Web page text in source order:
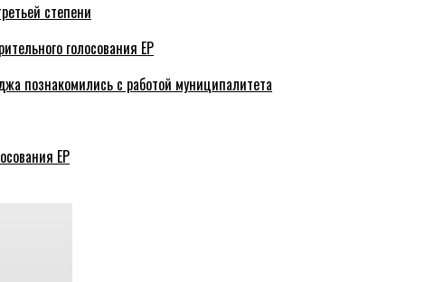
степени
голосования ЕР
познакомились с работой муниципалитета
ЕР